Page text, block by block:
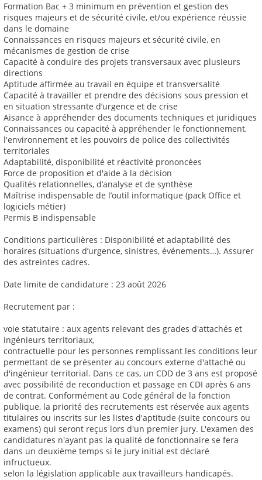
Formation Bac + 3 minimum en prévention et gestion des
risques majeurs et de sécurité civile, et/ou expérience réussie
dans le domaine
Connaissances en risques majeurs et sécurité civile, en
mécanismes de gestion de crise
Capacité à conduire des projets transversaux avec plusieurs
directions
Aptitude affirmée au travail en équipe et transversalité
Capacité à travailler et prendre des décisions sous pression et
en situation stressante d’urgence et de crise
Aisance à appréhender des documents techniques et juridiques
Connaissances ou capacité à appréhender le fonctionnement,
l'environnement et les pouvoirs de police des collectivités
territoriales
Adaptabilité, disponibilité et réactivité prononcées
Force de proposition et d'aide à la décision
Qualités relationnelles, d’analyse et de synthèse
Maîtrise indispensable de l’outil informatique (pack Office et
logiciels métier)
Permis B indispensable
Conditions particulières : Disponibilité et adaptabilité des
horaires (situations d’urgence, sinistres, événements…). Assurer
des astreintes cadres.
Date limite de candidature : 23 août 2026
Recrutement par :
voie statutaire : aux agents relevant des grades d'attachés et
ingénieurs territoriaux,
contractuelle pour les personnes remplissant les conditions leur
permettant de se présenter au concours externe d'attaché ou
d'ingénieur territorial. Dans ce cas, un CDD de 3 ans est proposé
avec possibilité de reconduction et passage en CDI après 6 ans
de contrat. Conformément au Code général de la fonction
publique, la priorité des recrutements est réservée aux agents
titulaires ou inscrits sur les listes d'aptitude (suite concours ou
examens) qui seront reçus lors d'un premier jury. L'examen des
candidatures n'ayant pas la qualité de fonctionnaire se fera
dans un deuxième temps si le jury initial est déclaré
infructueux.
selon la législation applicable aux travailleurs handicapés.